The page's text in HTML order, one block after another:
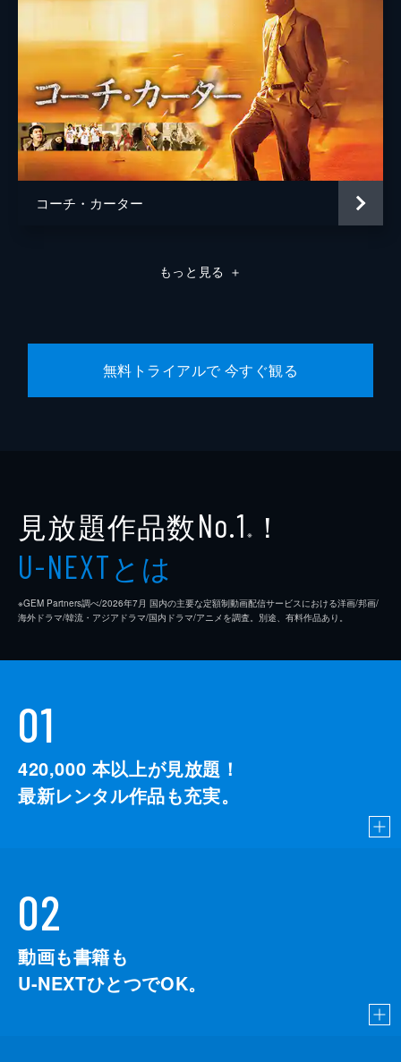
コーチ・カーター
もっと見る ＋
無料トライアルで 今すぐ観る
見放題作品数No.1 ※ ！
U-NEXTとは
※GEM Partners調べ/2026年7⽉ 国内の主要な定額制動画配信サービスにおける洋画/邦画/
海外ドラマ/韓流・アジアドラマ/国内ドラマ/アニメを調査。別途、有料作品あり。
01
420,000 本以上が見放題！
最新レンタル作品も充実。
02
動画も書籍も
U-NEXTひとつでOK。